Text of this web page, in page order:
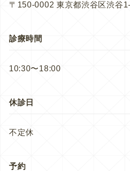
〒150-0002 東京都渋谷区渋谷
診療時間
10:30〜18:00
休診日
不定休
予約